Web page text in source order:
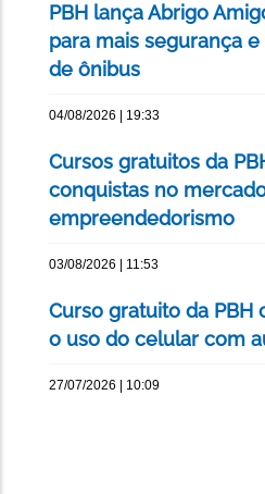
PBH lança Abrigo
para mais segurança
de ônibus
04/08/2026 | 19:33
Cursos gratuitos da
conquistas no
empreendedorismo
03/08/2026 | 11:53
Curso gratuito da PBH
o uso do celular com
27/07/2026 | 10:09